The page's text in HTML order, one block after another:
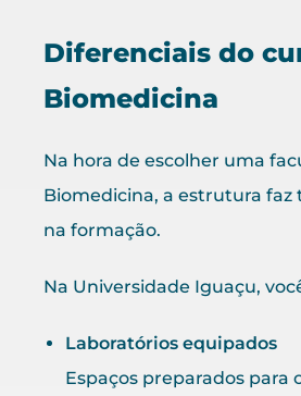
Diferenciais do
Biomedicina
Na hora de escolher uma
Biomedicina, a estrutura faz
na formação.
Na Universidade Iguaçu,
Laboratórios equipados
Espaços preparados para